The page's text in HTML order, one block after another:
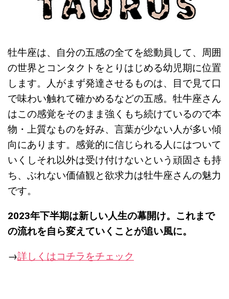
牡牛座は、自分の五感の全てを総動員して、周囲
の世界とコンタクトをとりはじめる幼児期に位置
します。人がまず発達させるものは、目で見て口
で味わい触れて確かめるなどの五感。牡牛座さん
はこの感覚をそのまま強くもち続けているので本
物・上質なものを好み、言葉が少ない人が多い傾
向にあります。感覚的に信じられる人にはついて
いくしそれ以外は受け付けないという頑固さも持
ち、ぶれない価値観と欲求力は牡牛座さんの魅力
です。
2023年下半期は新しい人生の幕開け。これまで
の流れを自ら変えていくことが追い風に。
→詳しくはコチラをチェック